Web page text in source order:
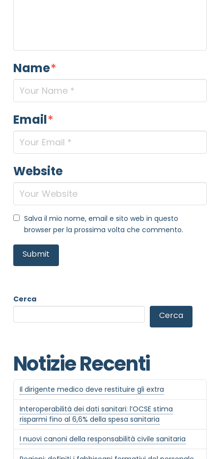
Name*
Email*
Website
Salva il mio nome, email e sito web in questo
browser per la prossima volta che commento.
Cerca
Cerca
Notizie Recenti
Il dirigente medico deve restituire gli extra
Interoperabilità dei dati sanitari: l’OCSE stima
risparmi fino al 6,6% della spesa sanitaria
I nuovi canoni della responsabilità civile sanitaria